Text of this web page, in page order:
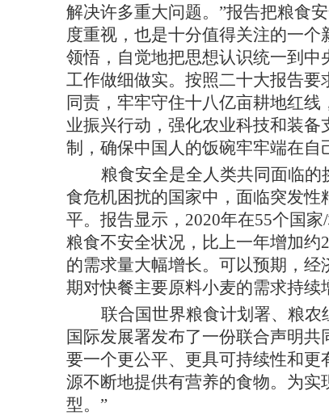
解决许多重大问题。”报告把粮食
度重视，也是十分值得关注的一
领悟，自觉地把思想认识统一到
工作做细做实。按照二十大报告
同责，牢牢守住十八亿亩耕地红
业振兴行动，强化农业科技和装
制，确保中国人的饭碗牢牢端在自
粮食安全是全人类共同面临的
食危机困扰的国家中，面临突发
平。报告显示，2020年在55个国
粮食不安全状况，比上一年增加
的需求量大幅增长。可以预期，
期对快餐主要原料小麦的需求持续
联合国世界粮食计划署、粮
国际发展署发布了一份联合声明共
要一个更公平、更具可持续性和
源不断地提供有营养的食物。为
型。”